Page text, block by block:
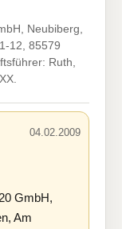
Neubiberg,
12, 85579
Ruth,
04.02.2009
GmbH,
Am